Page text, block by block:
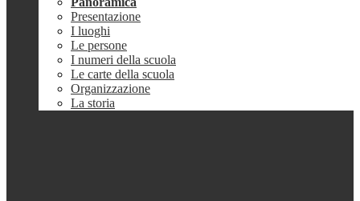
Presentazione
I luoghi
Le persone
I numeri della scuola
Le carte della scuola
Organizzazione
La storia